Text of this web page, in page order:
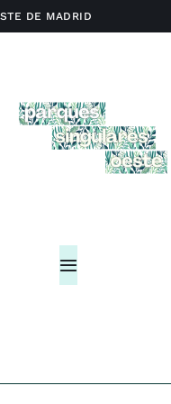
DE MADRID
Toggle